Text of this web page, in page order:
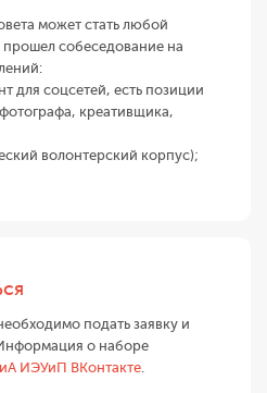
может стать любой
собеседование на
для соцсетей, есть позиции
креативщика,
волонтерский корпус);
подать заявку и
о наборе
ИЭУиП ВКонтакте